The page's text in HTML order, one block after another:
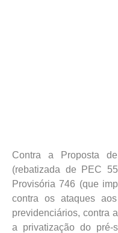
Contra a Proposta
(rebatizada de PEC
Provisória 746 (que
contra os ataques
previdenciários, contra
a privatização do pré-